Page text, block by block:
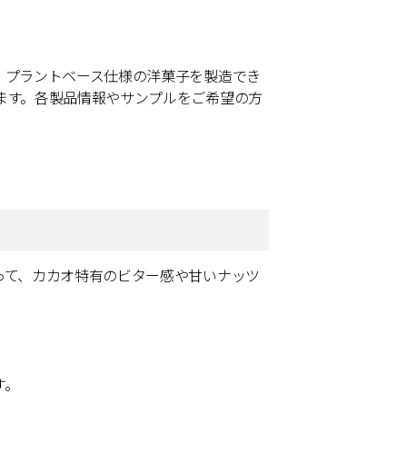
ラントベース仕様の洋菓子を製造でき
。各製品情報やサンプルをご希望の方
、カカオ特有のビター感や甘いナッツ